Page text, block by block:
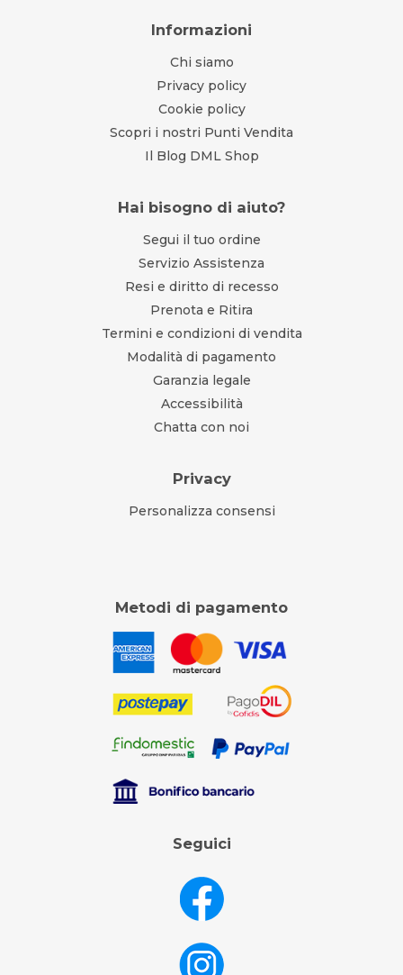
Informazioni
Chi siamo
Privacy policy
Cookie policy
Scopri i nostri Punti Vendita
Il Blog DML Shop
Hai bisogno di aiuto?
Segui il tuo ordine
Servizio Assistenza
Resi e diritto di recesso
Prenota e Ritira
Termini e condizioni di vendita
Modalità di pagamento
Garanzia legale
Accessibilità
Chatta con noi
Privacy
Personalizza consensi
Metodi di pagamento
Seguici